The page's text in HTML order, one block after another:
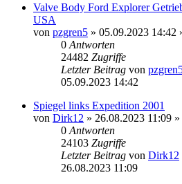
Valve Body Ford Explorer
USA
von pzgren5 » 05.09.2023 14:42
0 Antworten
24482 Zugriffe
Letzter Beitrag von
05.09.2023 14:42
Spiegel links Expedition 2001
von Dirk12 » 26.08.2023 11:09
0 Antworten
24103 Zugriffe
Letzter Beitrag von Dirk12
26.08.2023 11:09